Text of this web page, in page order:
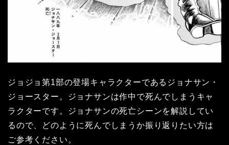
ジョジョ第1部の登場キャラクターであるジョナサン・
ジョースター。ジョナサンは作中で死んでしまうキャ
ラクターです。ジョナサンの死亡シーンを解説してい
るので、どのように死んでしまうか振り返りたい方は
ご参考ください。